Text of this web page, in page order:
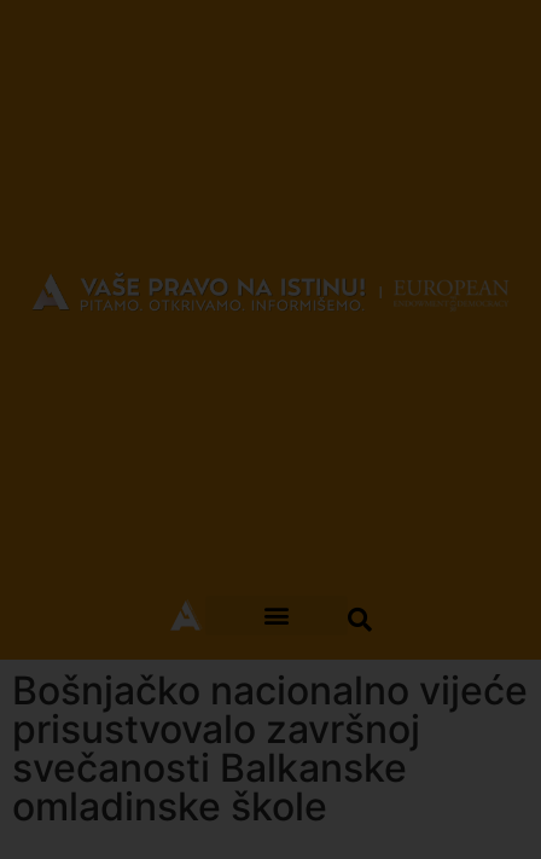
Bošnjačko nacionalno vijeće
prisustvovalo završnoj
svečanosti Balkanske
omladinske škole